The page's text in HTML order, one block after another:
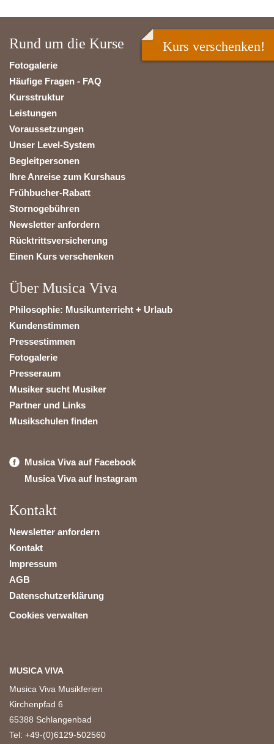
Rund um die Kurse
Fotogalerie
Häufige Fragen - FAQ
Kursstruktur
Leistungen
Voraussetzungen
Unser Level-System
Begleitpersonen
Ihre Anreise zum Kurshaus
Frühbucher-Rabatt
Stornogebühren
Newsletter anfordern
Rücktrittsversicherung
Einen Kurs verschenken
Über Musica Viva
Philosophie: Musikunterricht + Urlaub
Kundenstimmen
Pressestimmen
Fotogalerie
Presseraum
Musiker sucht Musiker
Partner und Links
Musikschulen finden
Musica Viva auf Facebook
Musica Viva auf Instagram
Kontakt
Newsletter anfordern
Kontakt
Impressum
AGB
Datenschutzerklärung
Cookies verwalten
MUSICA VIVA
Musica Viva Musikferien
Kirchenpfad 6
65388 Schlangenbad
Tel: +49-(0)6129-502560
Kurs verschenken!